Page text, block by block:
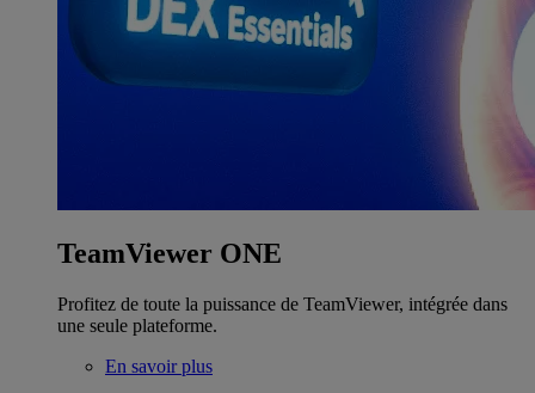
TeamViewer ONE
Profitez de toute la puissance de TeamViewer, intégrée dans
une seule plateforme.
En savoir plus